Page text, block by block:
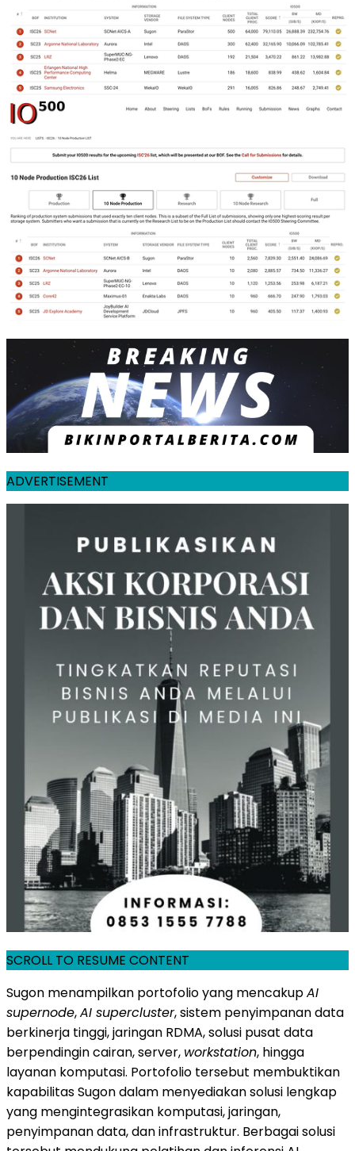
ADVERTISEMENT
SCROLL TO RESUME CONTENT
Sugon menampilkan portofolio yang mencakupAI
supernode,AI supercluster, sistem penyimpanan data
berkinerja tinggi, jaringan RDMA, solusi pusat data
berpendingin cairan, server, workstation, hingga
layanan komputasi. Portofolio tersebut membuktikan
kapabilitas Sugon dalam menyediakan solusi lengkap
yang mengintegrasikan komputasi, jaringan,
penyimpanan data, dan infrastruktur. Berbagai solusi